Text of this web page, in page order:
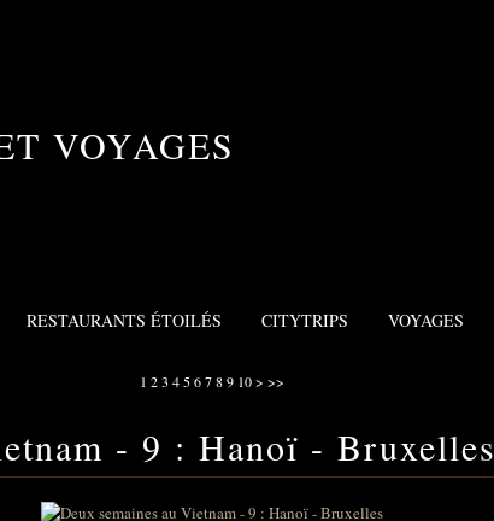
VOYAGES
RESTAURANTS ÉTOILÉS CITYTRIPS VOYAGES
1 23 4 56789 1020
30
40
50
60
70
80
90
100
200
300
> >>
- 9 : Hanoï - Bruxelles